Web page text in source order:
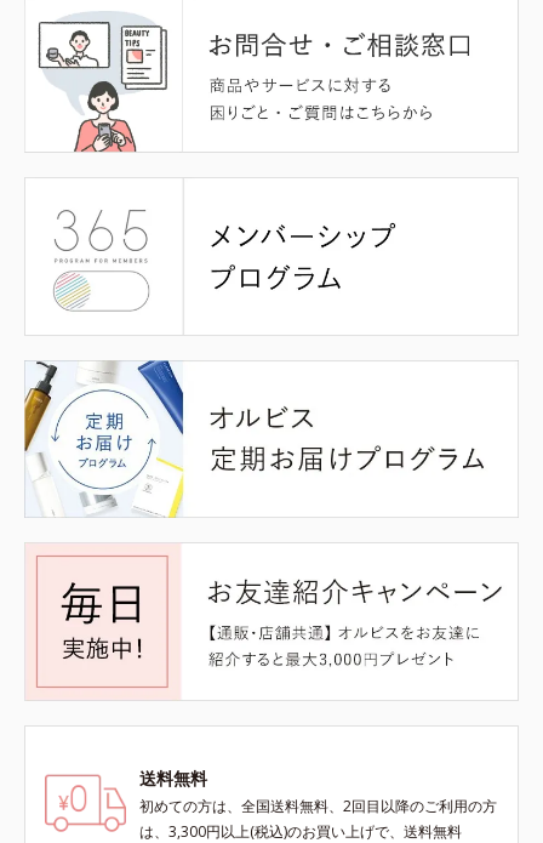
送料無料
初めての方は、全国送料無料、2回目以降のご利用の方
は、3,300円以上(税込)のお買い上げで、送料無料